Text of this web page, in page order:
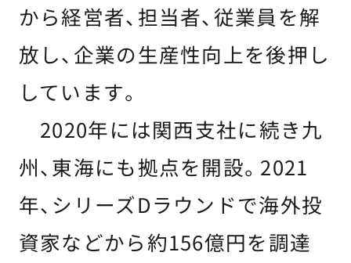
から経営者、担当者、従業員を解
放し、企業の生産性向上を後押し
しています。
2020年には関西支社に続き九
州、東海にも拠点を開設。2021
年、シリーズDラウンドで海外投
資家などから約156億円を調達